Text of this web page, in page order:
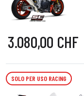
3.080,00 CHF
SOLO PER USO RACING